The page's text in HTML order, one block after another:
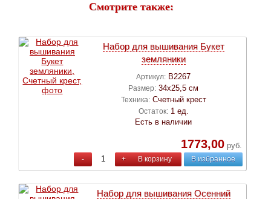
Смотрите также:
Набор для вышивания Букет
земляники
Артикул: B2267
Размер: 34х25,5 см
Техника: Счетный крест
Остаток: 1 ед.
Есть в наличии
1773,00руб.
- + В корзину В избранное
Набор для вышивания Осенний